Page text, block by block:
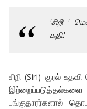
'சிறி '
கதி!
சிறி (Siri) குரல்
பங்குதாரர்களால்